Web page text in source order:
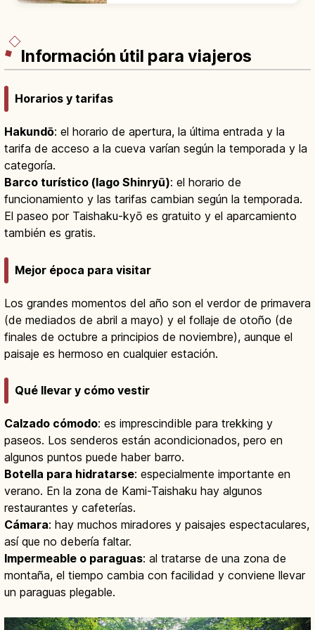
Información útil para viajeros
Horarios y tarifas
Hakundō: el horario de apertura, la última entrada y la
tarifa de acceso a la cueva varían según la temporada y la
categoría.
Barco turístico (lago Shinryū): el horario de
funcionamiento y las tarifas cambian según la temporada.
El paseo por Taishaku-kyō es gratuito y el aparcamiento
también es gratis.
Mejor época para visitar
Los grandes momentos del año son el verdor de primavera
(de mediados de abril a mayo) y el follaje de otoño (de
finales de octubre a principios de noviembre), aunque el
paisaje es hermoso en cualquier estación.
Qué llevar y cómo vestir
Calzado cómodo: es imprescindible para trekking y
paseos. Los senderos están acondicionados, pero en
algunos puntos puede haber barro.
Botella para hidratarse: especialmente importante en
verano. En la zona de Kami-Taishaku hay algunos
restaurantes y cafeterías.
Cámara: hay muchos miradores y paisajes espectaculares,
así que no debería faltar.
Impermeable o paraguas: al tratarse de una zona de
montaña, el tiempo cambia con facilidad y conviene llevar
un paraguas plegable.